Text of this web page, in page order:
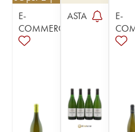
E-
COMMERCE
ASTA
E-